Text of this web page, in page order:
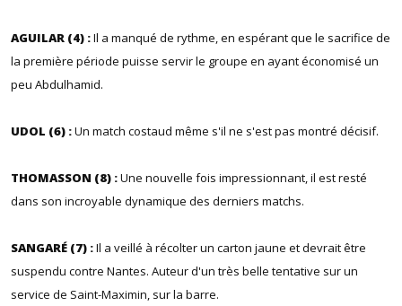
AGUILAR (4) :Il a manqué de rythme, en espérant que le sacrifice de
la première période puisse servir le groupe en ayant économisé un
peu Abdulhamid.
UDOL (6) :Un match costaud même s'il ne s'est pas montré décisif.
THOMASSON (8) :Une nouvelle fois impressionnant, il est resté
dans son incroyable dynamique des derniers matchs.
SANGARÉ (7) :Il a veillé à récolter un carton jaune et devrait être
suspendu contre Nantes. Auteur d'un très belle tentative sur un
service de Saint-Maximin, sur la barre.